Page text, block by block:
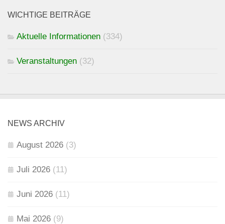
WICHTIGE BEITRÄGE
Aktuelle Informationen (334)
Veranstaltungen (32)
NEWS ARCHIV
August 2026 (3)
Juli 2026 (11)
Juni 2026 (11)
Mai 2026 (9)